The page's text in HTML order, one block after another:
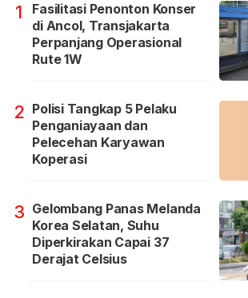
1
Fasilitasi Penonton Konser
di Ancol, Transjakarta
Perpanjang Operasional
Rute 1W
2 Polisi Tangkap 5 Pelaku
Penganiayaan dan
Pelecehan Karyawan
Koperasi
3 Gelombang Panas Melanda
Korea Selatan, Suhu
Diperkirakan Capai 37
Derajat Celsius